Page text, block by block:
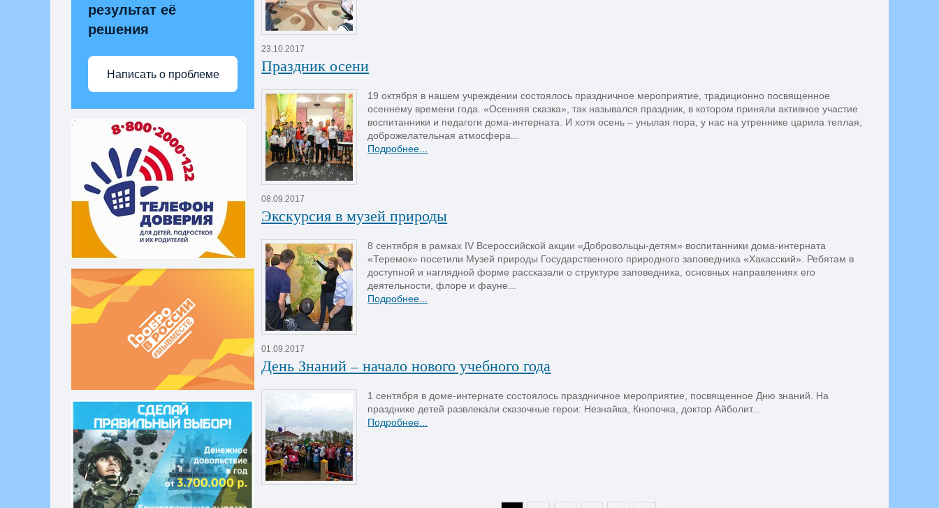
результат её
решения
Написать о проблеме
23.10.2017
Праздник осени
19 октября в нашем учреждении состоялось праздничное мероприятие, традиционно посвященное
осеннему времени года. «Осенняя сказка», так назывался праздник, в котором приняли активное участие
воспитанники и педагоги дома-интерната. И хотя осень – унылая пора, у нас на утреннике царила теплая,
доброжелательная атмосфера...
Подробнее...
08.09.2017
Экскурсия в музей природы
8 сентября в рамках IV Всероссийской акции «Добровольцы-детям» воспитанники дома-интерната
«Теремок» посетили Музей природы Государственного природного заповедника «Хакасский». Ребятам в
доступной и наглядной форме рассказали о структуре заповедника, основных направлениях его
деятельности, флоре и фауне...
Подробнее...
01.09.2017
День Знаний – начало нового учебного года
1 сентября в доме-интернате состоялось праздничное мероприятие, посвященное Дню знаний. На
празднике детей развлекали сказочные герои: Незнайка, Кнопочка, доктор Айболит...
Подробнее...